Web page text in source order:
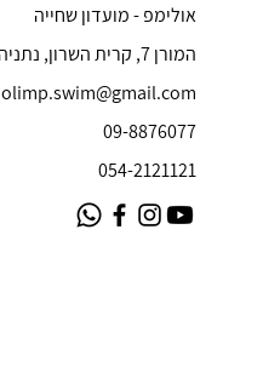
אולימפ - מועדון שחייה
המורן 7, קרית השרון, נתניה
olimp.swim@gmail.com
09-8876077
054-2121121